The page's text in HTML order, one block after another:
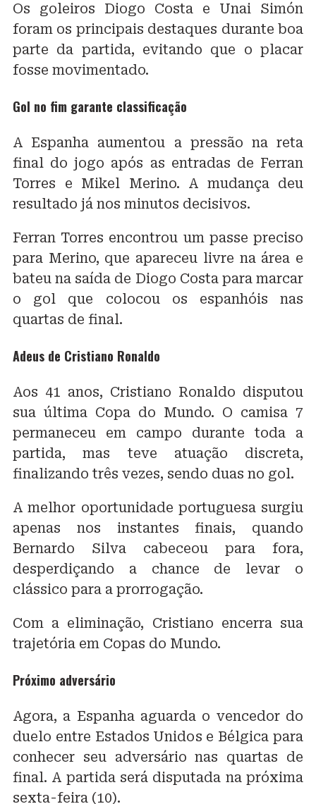
Os goleiros Diogo Costa e Unai Simón
foram os principais destaques durante boa
parte da partida, evitando que o placar
fosse movimentado.
Gol no fim garante classificação
A Espanha aumentou a pressão na reta
final do jogo após as entradas de Ferran
Torres e Mikel Merino. A mudança deu
resultado já nos minutos decisivos.
Ferran Torres encontrou um passe preciso
para Merino, que apareceu livre na área e
bateu na saída de Diogo Costa para marcar
o gol que colocou os espanhóis nas
quartas de final.
Adeus de Cristiano Ronaldo
Aos 41 anos, Cristiano Ronaldo disputou
sua última Copa do Mundo. O camisa 7
permaneceu em campo durante toda a
partida, mas teve atuação discreta,
finalizando três vezes, sendo duas no gol.
A melhor oportunidade portuguesa surgiu
apenas nos instantes finais, quando
Bernardo Silva cabeceou para fora,
desperdiçando a chance de levar o
clássico para a prorrogação.
Com a eliminação, Cristiano encerra sua
trajetória em Copas do Mundo.
Próximo adversário
Agora, a Espanha aguarda o vencedor do
duelo entre Estados Unidos e Bélgica para
conhecer seu adversário nas quartas de
final. A partida será disputada na próxima
sexta-feira (10).